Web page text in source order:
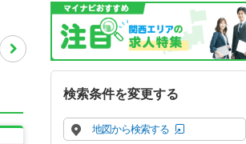
検索条件を変更する
地図から検索する